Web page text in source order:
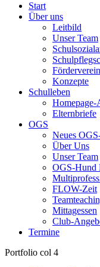
Start
Über uns
Leitbild
Unser Team
Förderverein
Konzepte
Schulleben
Homepage-
Elternbriefe
OGS
Neues
Über Uns
Unser Team
OGS-Hund
FLOW-Zeit
Mittagessen
Club-
Termine
Portfolio col 4